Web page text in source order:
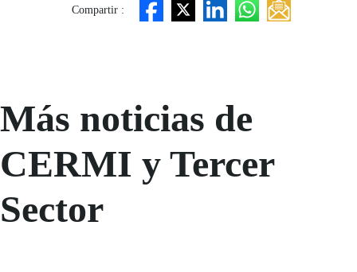
Compartir :
Más noticias de
CERMI y Tercer
Sector